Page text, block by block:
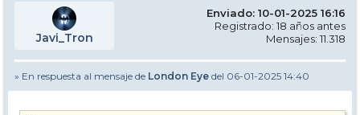
Javi_Tron
Enviado: 10-01-2025 16:16
Registrado: 18 años antes
Mensajes: 11.318
» En respuesta al mensaje de London Eye del 06-01-2025 14:40